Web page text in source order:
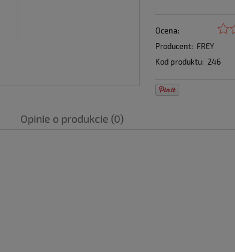
Ocena:
Producent: FREY
Kod produktu: 246
Opinie o produkcie (0)